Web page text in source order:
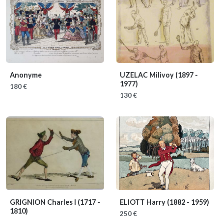
Anonyme
180 €
UZELAC Milivoy (1897 -
1977)
130 €
GRIGNION Charles I (1717 -
1810)
ELIOTT Harry (1882 - 1959)
250 €